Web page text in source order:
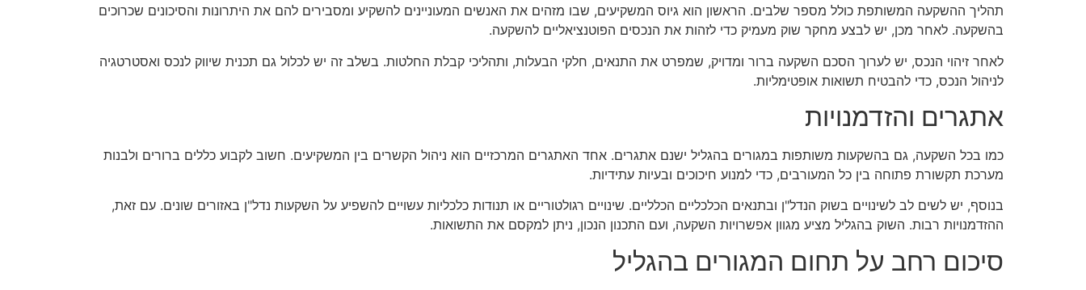
תהליך ההשקעה המשותפת כולל מספר שלבים. הראשון הוא גיוס המשקיעים, שבו מזהים את האנשים המעוניינים להשקיע ומסבירים להם את היתרונות והסיכונים שכרוכים
בהשקעה. לאחר מכן, יש לבצע מחקר שוק מעמיק כדי לזהות את הנכסים הפוטנציאליים להשקעה.
לאחר זיהוי הנכס, יש לערוך הסכם השקעה ברור ומדויק, שמפרט את התנאים, חלקי הבעלות, ותהליכי קבלת החלטות. בשלב זה יש לכלול גם תכנית שיווק לנכס ואסטרטגיה
לניהול הנכס, כדי להבטיח תשואות אופטימליות.
אתגרים והזדמנויות
כמו בכל השקעה, גם בהשקעות משותפות במגורים בהגליל ישנם אתגרים. אחד האתגרים המרכזיים הוא ניהול הקשרים בין המשקיעים. חשוב לקבוע כללים ברורים ולבנות
מערכת תקשורת פתוחה בין כל המעורבים, כדי למנוע חיכוכים ובעיות עתידיות.
בנוסף, יש לשים לב לשינויים בשוק הנדל"ן ובתנאים הכלכליים הכלליים. שינויים רגולטוריים או תנודות כלכליות עשויים להשפיע על השקעות נדל"ן באזורים שונים. עם זאת,
ההזדמנויות רבות. השוק בהגליל מציע מגוון אפשרויות השקעה, ועם התכנון הנכון, ניתן למקסם את התשואות.
סיכום רחב על תחום המגורים בהגליל